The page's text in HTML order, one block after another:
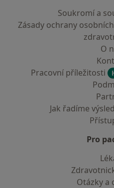
Soukromí a
Zásady ochrany
O
Pracovní příležitosti
Jak řadíme
Pro
Otázky a